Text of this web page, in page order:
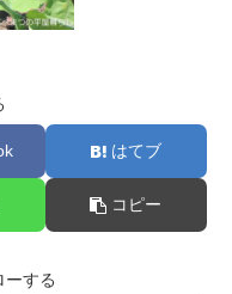
はてブ
コピー
ーする